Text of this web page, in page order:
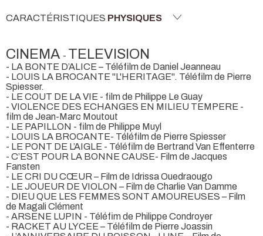
CARACTÉRISTIQUES PHYSIQUES
CINEMA - TELEVISION
- LA BONTE D’ALICE – Téléfilm de Daniel Jeanneau
- LOUIS LA BROCANTE "L'HERITAGE". Téléfilm de Pierre
Spiesser.
- LE COUT DE LA VIE - film de Philippe Le Guay
- VIOLENCE DES ECHANGES EN MILIEU TEMPERE -
film de Jean-Marc Moutout
- LE PAPILLON - film de Philippe Muyl
- LOUIS LA BROCANTE- Téléfilm de Pierre Spiesser
- LE PONT DE L’AIGLE - Téléfilm de Bertrand Van Effenterre
- C’EST POUR LA BONNE CAUSE- Film de Jacques
Fansten
- LE CRI DU CŒUR – Film de Idrissa Ouedraougo
- LE JOUEUR DE VIOLON – Film de Charlie Van Damme
- DIEU QUE LES FEMMES SONT AMOUREUSES – Film
de Magali Clément
- ARSENE LUPIN - Téléfim de Philippe Condroyer
- RACKET AU LYCEE – Téléfilm de Pierre Joassin